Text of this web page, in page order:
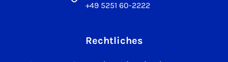
+49 5251 60-2222
Rechtliches